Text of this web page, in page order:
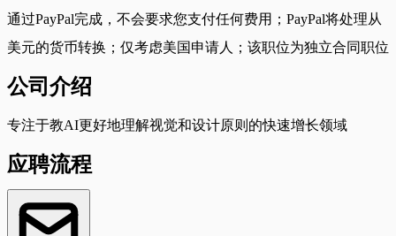
通过PayPal完成，不会要求您支付任何费用；PayPal将处理从
美元的货币转换；仅考虑美国申请人；该职位为独立合同职位
公司介绍
专注于教AI更好地理解视觉和设计原则的快速增长领域
应聘流程